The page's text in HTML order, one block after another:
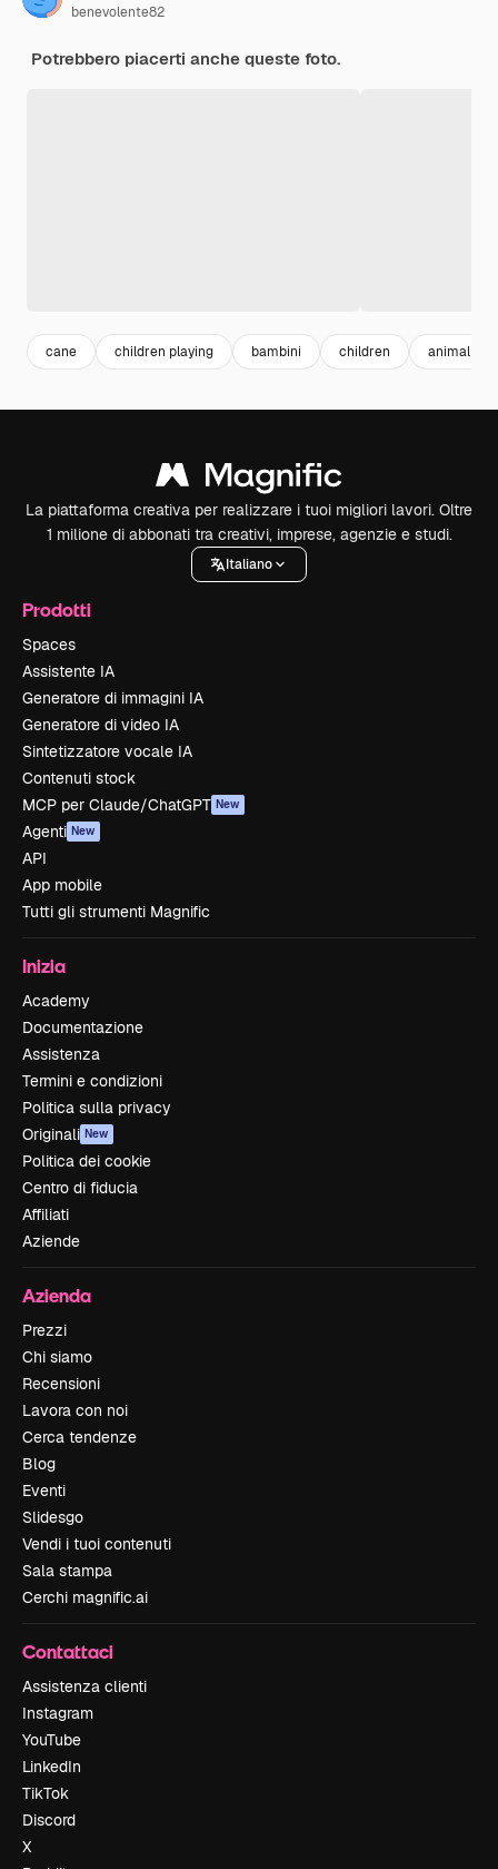
benevolente82
Potrebbero piacerti anche queste foto.
cane children playing bambini children animali
La piattaforma creativa per realizzare i tuoi migliori lavori. Oltre
1 milione di abbonati tra creativi, imprese, agenzie e studi.
Italiano
Prodotti
Spaces
Assistente IA
Generatore di immagini IA
Generatore di video IA
Sintetizzatore vocale IA
Contenuti stock
MCP per Claude/ChatGPT New
Agenti New
API
App mobile
Tutti gli strumenti Magnific
Inizia
Academy
Documentazione
Assistenza
Termini e condizioni
Politica sulla privacy
Originali New
Politica dei cookie
Centro di fiducia
Affiliati
Aziende
Azienda
Prezzi
Chi siamo
Recensioni
Lavora con noi
Cerca tendenze
Blog
Eventi
Slidesgo
Vendi i tuoi contenuti
Sala stampa
Cerchi magnific.ai
Contattaci
Assistenza clienti
Instagram
YouTube
LinkedIn
TikTok
Discord
X